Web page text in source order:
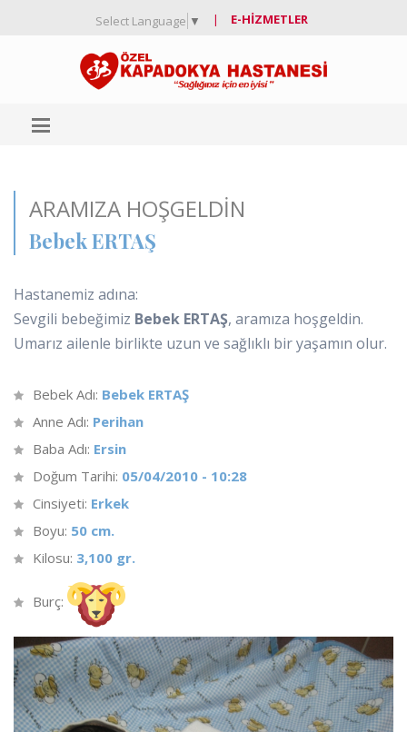
Select Language ▼ | E-HIZMETLER
ARAMIZA HOŞGELDIN
Bebek ERTAŞ
Hastanemiz adına:
Sevgili bebeğimiz Bebek ERTAŞ, aramıza hoşgeldin.
Umarız ailenle birlikte uzun ve sağlıklı bir yaşamın olur.
Bebek Adı: Bebek ERTAŞ
Anne Adı: Perihan
Baba Adı: Ersin
Doğum Tarihi: 05/04/2010 - 10:28
Cinsiyeti: Erkek
Boyu: 50 cm.
Kilosu: 3,100 gr.
Burç: